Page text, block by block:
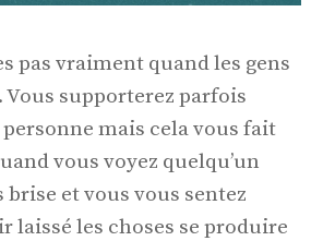
pas vraiment quand les gens
supporterez parfois
personne mais cela vous fait
vous voyez quelqu’un
et vous vous sentez
laissé les choses se produire